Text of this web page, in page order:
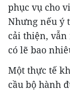
phục vụ cho
Nhưng nếu ý
cải thiện,
có lẽ bao
Một thực tế
cầu bộ hành